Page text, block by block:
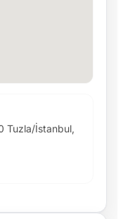
Tuzla/İstanbul,